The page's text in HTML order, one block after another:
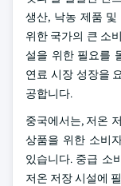
생산, 낙농 제품
위한 국가의 큰 소
설을 위한 필요를
연료 시장 성장을
공합니다.
중국에서는, 저온
상품을 위한 소비
있습니다. 중급 소
저온 저장 시설에